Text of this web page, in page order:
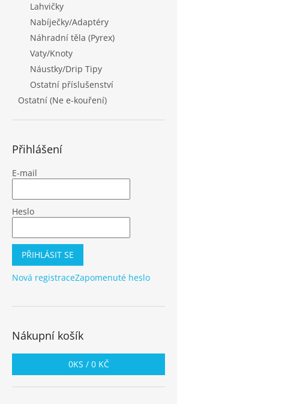
Lahvičky
Nabíječky/Adaptéry
Náhradní těla (Pyrex)
Vaty/Knoty
Náustky/Drip Tipy
Ostatní příslušenství
Ostatní (Ne e-kouření)
Přihlášení
E-mail
Heslo
PŘIHLÁSIT SE
Nová registraceZapomenuté heslo
Nákupní košík
0KS / 0 KČ